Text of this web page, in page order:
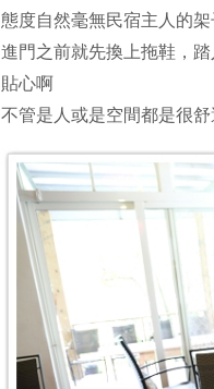
態度自然毫無民宿主人的架
進門之前就先換上拖鞋，
貼心啊
不管是人或是空間都是很